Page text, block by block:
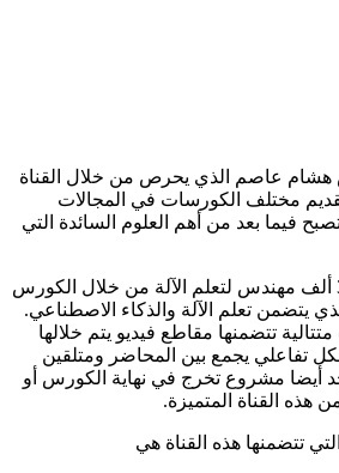
هشام عاصم الذي يحرص من خلال القناة
مختلف الكورسات في المجالات
فيما بعد من أهم العلوم السائدة التي
لذلك تم إطلاق مبادرة 32 ألف مهندس لتعلم الآلة من خلال الكورس
يتضمن تعلم الآلة والذكاء الاصطناعي.
تتضمنها مقاطع فيديو يتم خلالها
تفاعلي يجمع بين المحاضر ومتلقين
أيضا مشروع تخرج في نهاية الكورس أو
هذه القناة المتميزة.
تتضمنها هذه القناة هي